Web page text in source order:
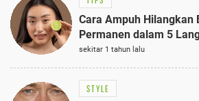
Cara Ampuh Hilangkan
Permanen dalam 5
sekitar 1 tahun lalu
STYLE